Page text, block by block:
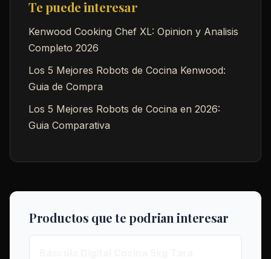
Te puede interesar
Kenwood Cooking Chef XL: Opinion y Analisis
Completo 2026
Los 5 Mejores Robots de Cocina Kenwood:
Guia de Compra
Los 5 Mejores Robots de Cocina en 2026:
Guia Comparativa
Productos que te podrian interesar